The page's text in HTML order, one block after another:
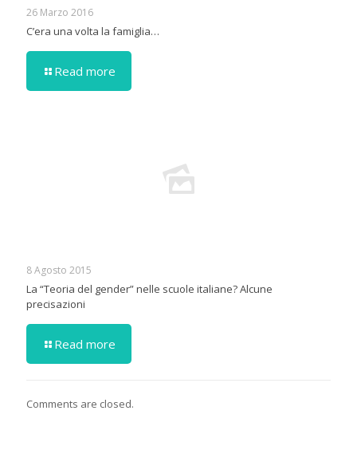
26 Marzo 2016
C’era una volta la famiglia…
Read more
8 Agosto 2015
La “Teoria del gender” nelle scuole italiane? Alcune
precisazioni
Read more
Comments are closed.